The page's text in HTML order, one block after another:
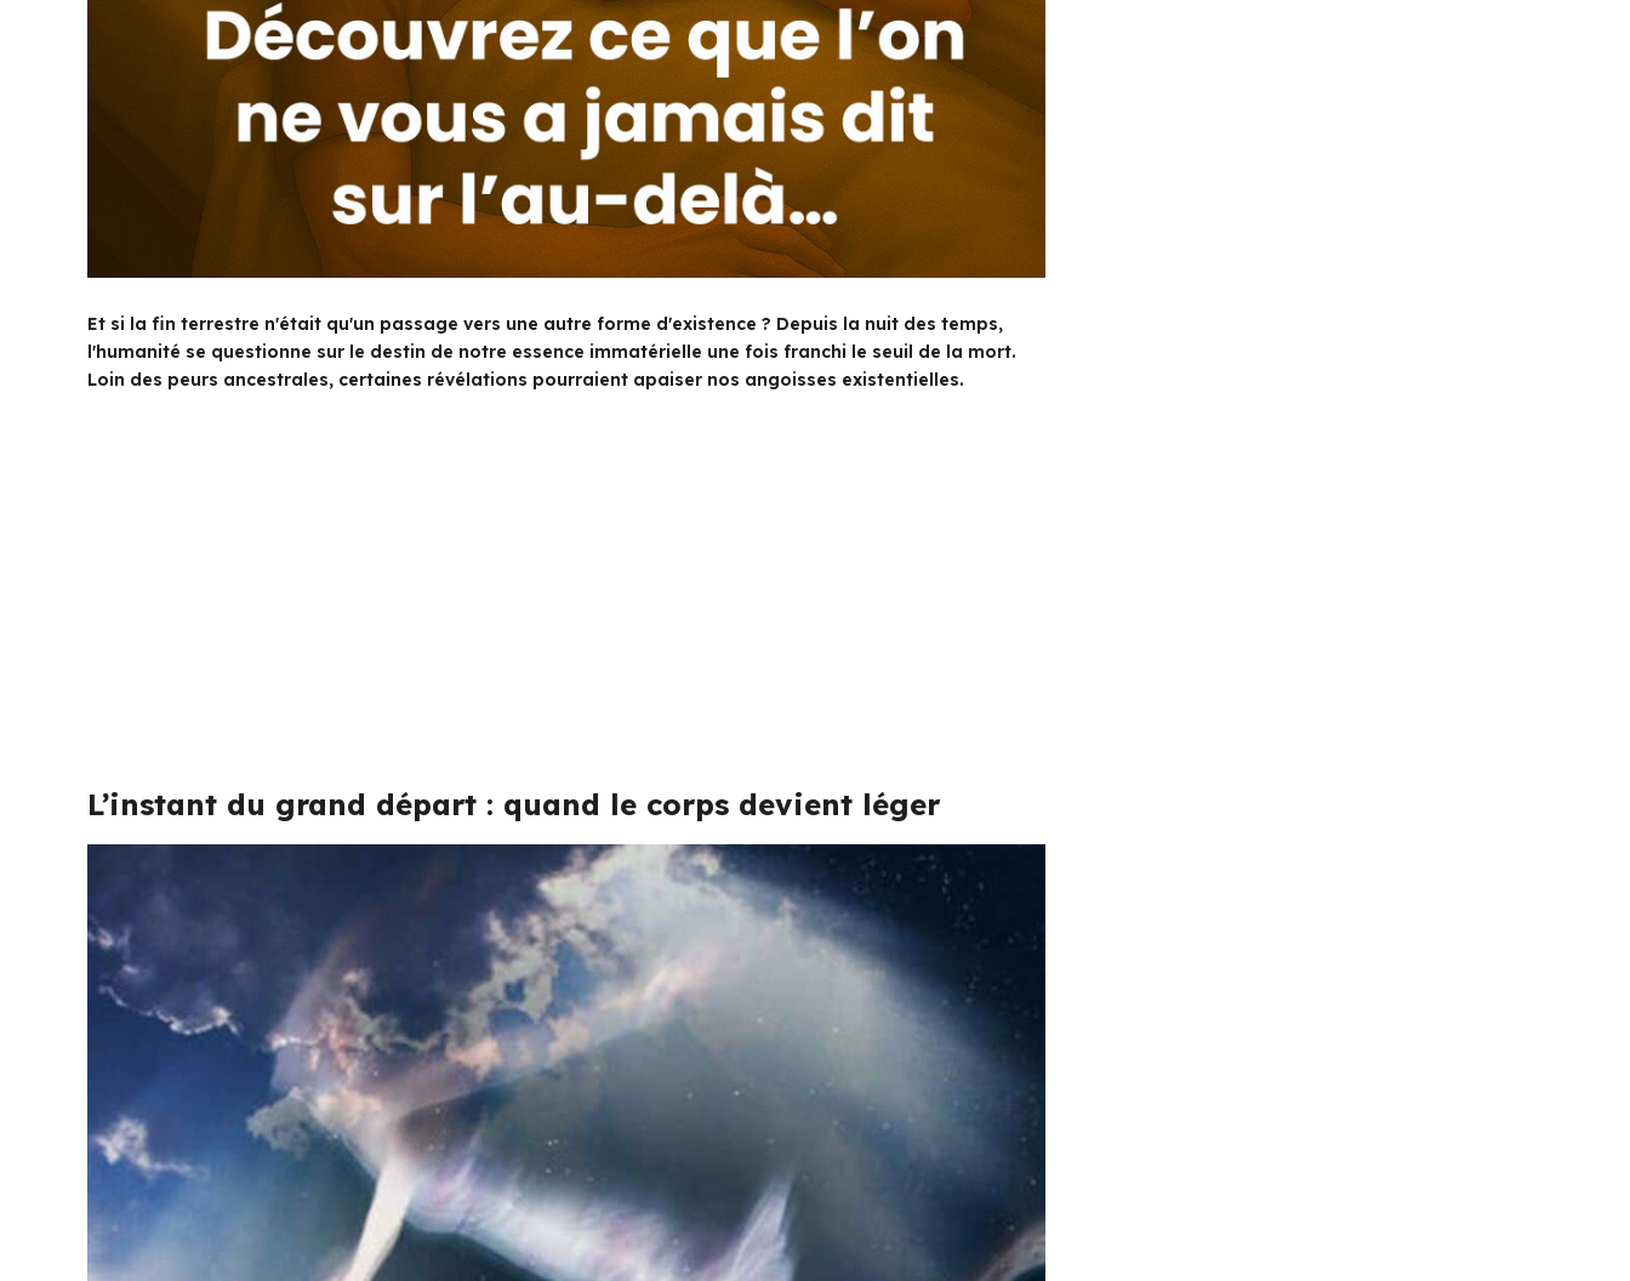
Et si la fin terrestre n'était qu'un passage vers une autre forme d'existence ? Depuis la nuit des temps,
l'humanité se questionne sur le destin de notre essence immatérielle une fois franchi le seuil de la mort.
Loin des peurs ancestrales, certaines révélations pourraient apaiser nos angoisses existentielles.
L’instant du grand départ : quand le corps devient léger